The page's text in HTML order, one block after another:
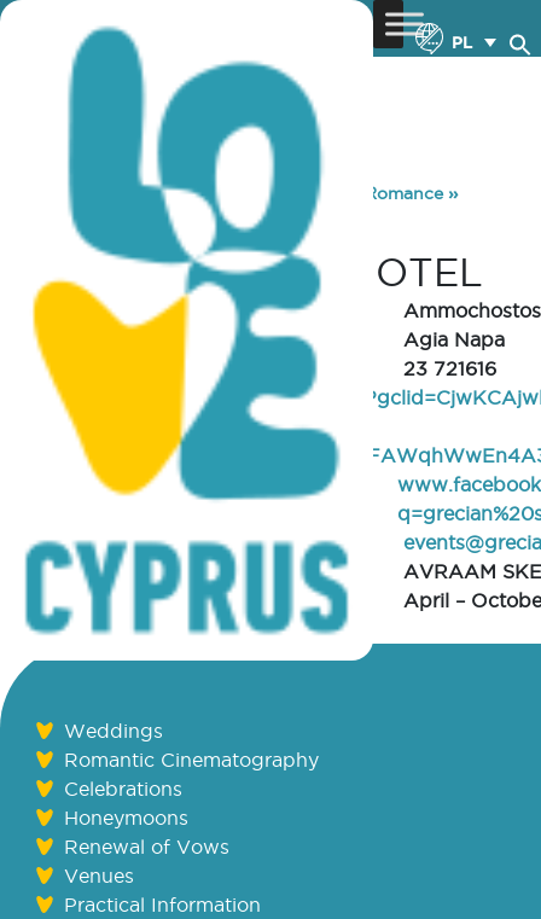
PL
You are here: Home» Discover Cyprus Romance»
Venues
GRECIAN SANDS HOTEL
GRECIAN SANDS HOTEL
REGION
Ammochostos
CITY/VILLAGE
Agia Napa
TELEPHONE
23 721616
WEBSITE
https://greciansands.com/
hhitNcB1xtRp-D2ZEe-
SOCIAL MEDIA
EMAIL
CONTACT PERSON
AVRAAM
PERIOD AVAILABILITY
April –
back to top
Weddings
Romantic Cinematography
Celebrations
Honeymoons
Renewal of Vows
Venues
Practical Information